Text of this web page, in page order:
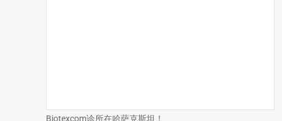
Biotexcom诊所在哈萨克斯坦！